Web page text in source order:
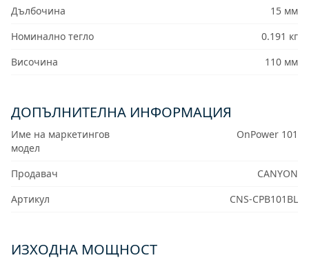
Дълбочина
15 мм
Номинално тегло
0.191 кг
Височина
110 мм
ДОПЪЛНИТЕЛНА ИНФОРМАЦИЯ
Име на маркетингов
модел
OnPower 101
Продавач
CANYON
Артикул
CNS-CPB101BL
ИЗХОДНА МОЩНОСТ